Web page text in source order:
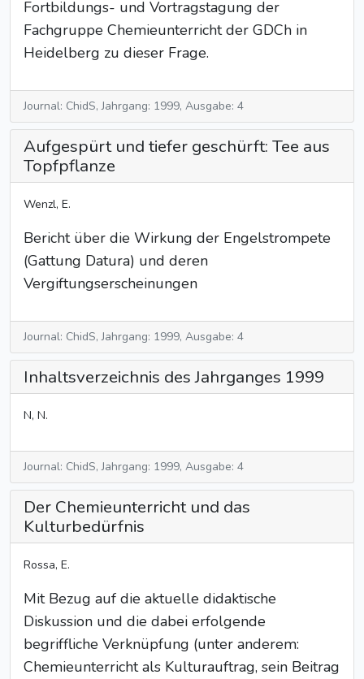
Fortbildungs- und Vortragstagung der
Fachgruppe Chemieunterricht der GDCh in
Heidelberg zu dieser Frage.
Journal: ChidS, Jahrgang: 1999, Ausgabe: 4
Aufgespürt und tiefer geschürft: Tee aus
Topfpflanze
Wenzl, E.
Bericht über die Wirkung der Engelstrompete
(Gattung Datura) und deren
Vergiftungserscheinungen
Journal: ChidS, Jahrgang: 1999, Ausgabe: 4
Inhaltsverzeichnis des Jahrganges 1999
N, N.
Journal: ChidS, Jahrgang: 1999, Ausgabe: 4
Der Chemieunterricht und das
Kulturbedürfnis
Rossa, E.
Mit Bezug auf die aktuelle didaktische
Diskussion und die dabei erfolgende
begriffliche Verknüpfung (unter anderem:
Chemieunterricht als Kulturauftrag, sein Beitrag